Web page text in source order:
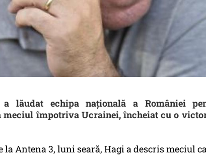
a lăudat echipa națională a României
meciul împotriva Ucrainei, încheiat cu o
Antena 3, luni seară, Hagi a descris meciul